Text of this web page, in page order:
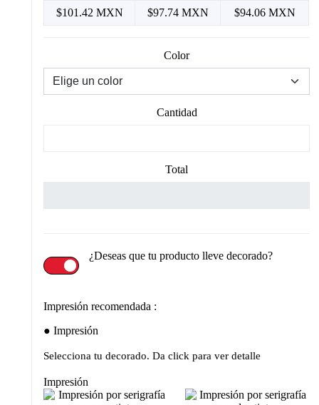
$101.42 MXN $97.74 MXN $94.06 MXN
Color
Cantidad
Total
¿Deseas que tu producto lleve decorado?
Impresión recomendada :
Impresión
Selecciona tu decorado. Da click para ver detalle
Impresión